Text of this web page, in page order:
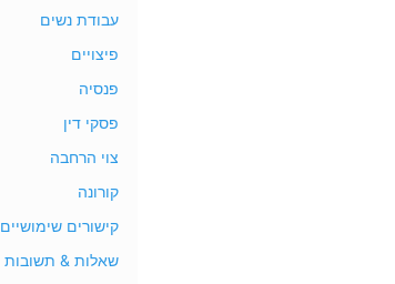
עבודת נשים
פיצויים
פנסיה
פסקי דין
צוי הרחבה
קורונה
קישורים שימושיים
שאלות & תשובות